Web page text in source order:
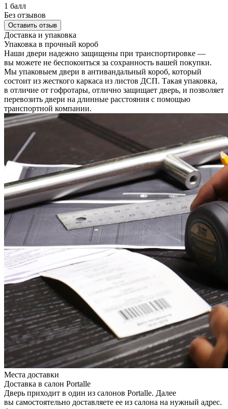
1 балл
Без отзывов
Оставить отзыв
Доставка и упаковка
Упаковка в прочный короб
Наши двери надежно защищены при транспортировке —
вы можете не беспокоиться за сохранность вашей покупки.
Мы упаковыем двери в антивандальный короб, который
состоит из жесткого каркаса из листов ДСП. Такая упаковка,
в отличие от гофротары, отлично защищает дверь, и позволяет
перевозить двери на длинные расстояния с помощью
транспортной компании.
Места доставки
Доставка в салон Portalle
Дверь приходит в один из салонов Portalle. Далее
вы самостоятельно доставляете ее из салона на нужный адрес.